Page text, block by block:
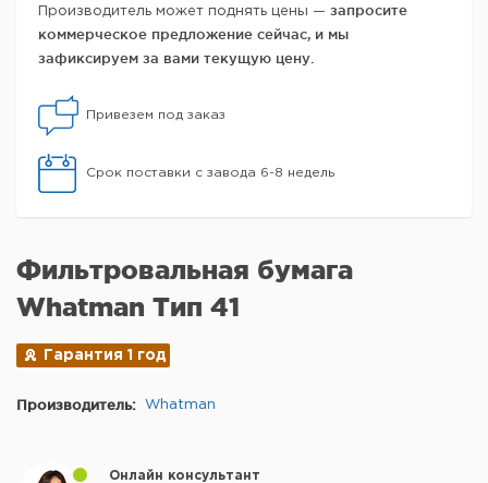
Производитель может поднять цены — запросите
коммерческое предложение сейчас, и мы
зафиксируем за вами текущую цену.
Привезем под заказ
Срок поставки с завода 6-8 недель
Фильтровальная бумага
Whatman Тип 41
Гарантия 1 год
Производитель: Whatman
Онлайн консультант